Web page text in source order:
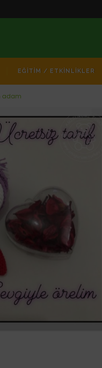
EĞİTİM / ETKİNLİKLER
adam